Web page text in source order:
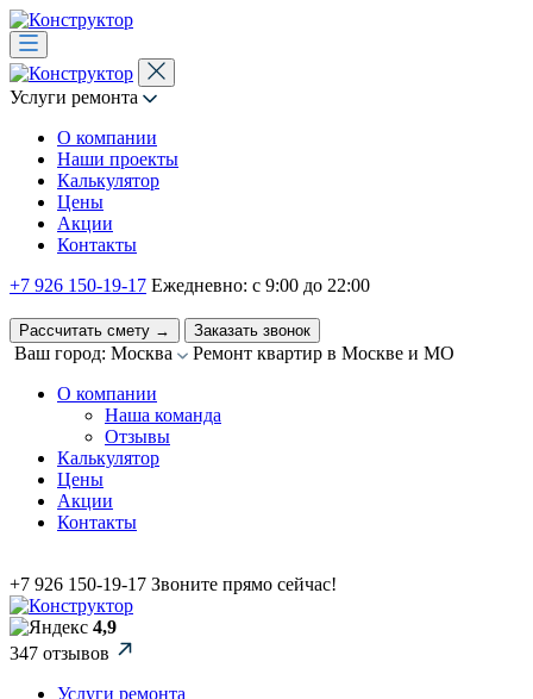
Услуги ремонта
О компании
Наши проекты
Калькулятор
Цены
Акции
Контакты
+7 926 150-19-17 Ежедневно: с 9:00 до 22:00
Рассчитать смету → Заказать звонок
Ваш город: Москва
Ремонт квартир в Москве и МО
О компании
Наша команда
Отзывы
Калькулятор
Цены
Акции
Контакты
+7 926 150-19-17 Звоните прямо сейчас!
4,9
347 отзывов
Услуги ремонта